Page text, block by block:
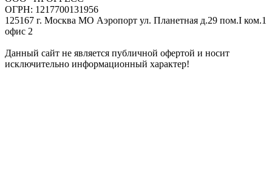
ОГРН: 1217700131956
125167 г. Москва МО Аэропорт ул. Планетная д.29 пом.I ком.1
офис 2
Данный сайт не является публичной офертой и носит
исключительно информационный характер!